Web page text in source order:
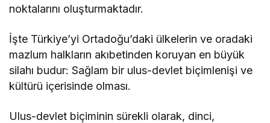
noktalarını oluşturmaktadır.
İşte Türkiye’yi Ortadoğu’daki ülkelerin ve oradaki
mazlum halkların akıbetinden koruyan en büyük
silahı budur: Sağlam bir ulus-devlet biçimlenişi ve
kültürü içerisinde olması.
Ulus-devlet biçiminin sürekli olarak, dinci,